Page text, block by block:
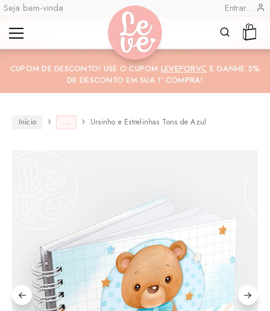
Seja bem-vinda Entrar...
Leve
"por
você"
Lembranças
Especiais
Variedades
Encadernadas
CUPOM DE DESCONTO! USE O CUPOM LEVEPORVC E GANHE 5%
DE DESCONTO EM SUA 1ª COMPRA!
Início ... Ursinho e Estrelinhas Tons de Azul